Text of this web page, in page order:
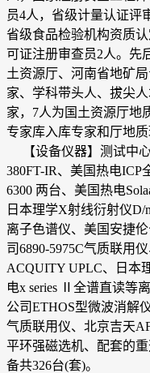
员4人，省级计量认证评
省级食品检验机构资质
可证注册审查员2人。先
土资源厅、河南省地矿
家、学科带头人、拔尖
家，7人为国土资源厅地
专家库入库专家和厅地质
【设备仪器】测试中
380FT-IR、美国热电ICP
6300 两台、美国热电
日本理学X射线衍射仪D/
离子色谱仪、美国安捷
司6890-5975C气质联用
ACQUITY UPLC、日本
电x series Ⅱ全谱直读等
公司ETHOS型微波消解
气质联用仪、北京吉天
平环强磁选机、配套的
备共326台(套)。